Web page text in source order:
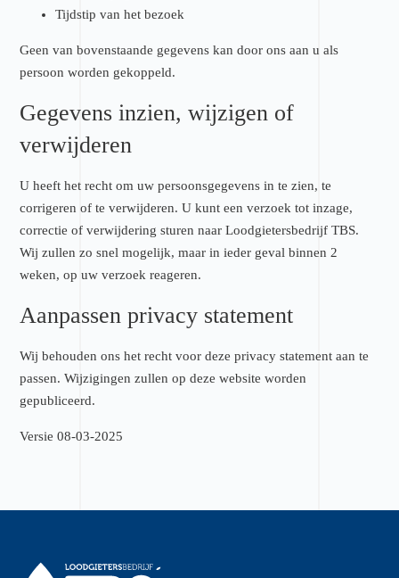
Tijdstip van het bezoek
Geen van bovenstaande gegevens kan door ons aan u als
persoon worden gekoppeld.
Gegevens inzien, wijzigen of
verwijderen
U heeft het recht om uw persoonsgegevens in te zien, te
corrigeren of te verwijderen. U kunt een verzoek tot inzage,
correctie of verwijdering sturen naar Loodgietersbedrijf TBS.
Wij zullen zo snel mogelijk, maar in ieder geval binnen 2
weken, op uw verzoek reageren.
Aanpassen privacy statement
Wij behouden ons het recht voor deze privacy statement aan te
passen. Wijzigingen zullen op deze website worden
gepubliceerd.
Versie 08-03-2025